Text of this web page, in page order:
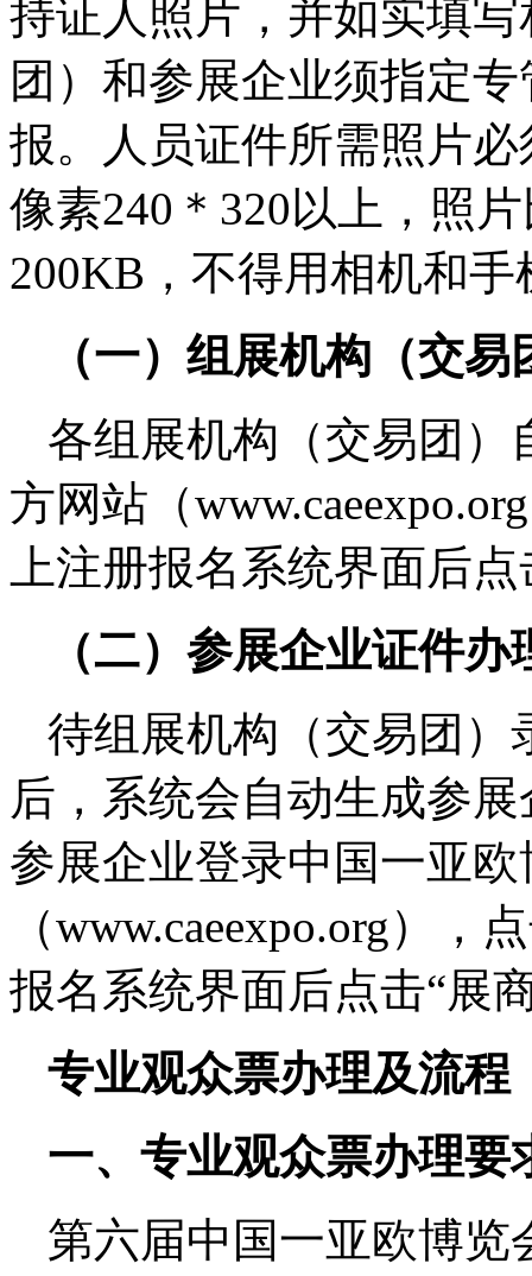
持证人照片，并如实填
团）和参展企业须指定
报。人员证件所需照片
像素240＊320以上，照
200KB，不得用相机和
（一）组展机构（交
各组展机构（交易团）
方网站（
上注册报名系统界面后
（二）参展企业证件办
待组展机构（交易团）
后，系统会自动生成参
参展企业登录中国一亚
（www.caeexpo.org），
报名系统界面后点击“展
专业观众票办理及流程
一、专业观众票办理要
第六届中国一亚欧博览